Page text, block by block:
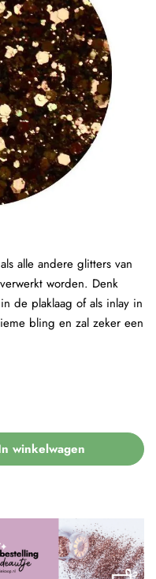
winkelwagen
alle andere glitters van
worden. Denk
de plaklaag of als inlay in
bling en zal zeker een